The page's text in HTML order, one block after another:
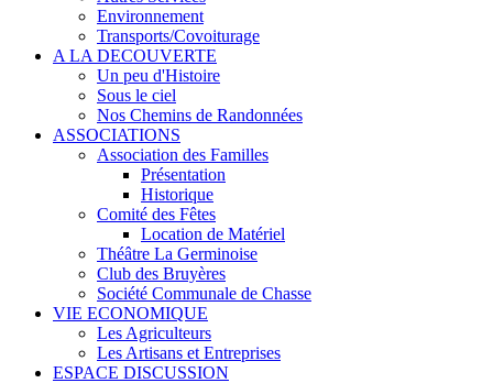
Environnement
Transports/Covoiturage
A LA DECOUVERTE
Un peu d'Histoire
Sous le ciel
Nos Chemins de Randonnées
ASSOCIATIONS
Association des Familles
Présentation
Historique
Comité des Fêtes
Location de Matériel
Théâtre La Germinoise
Club des Bruyères
Société Communale de Chasse
VIE ECONOMIQUE
Les Agriculteurs
Les Artisans et Entreprises
ESPACE DISCUSSION